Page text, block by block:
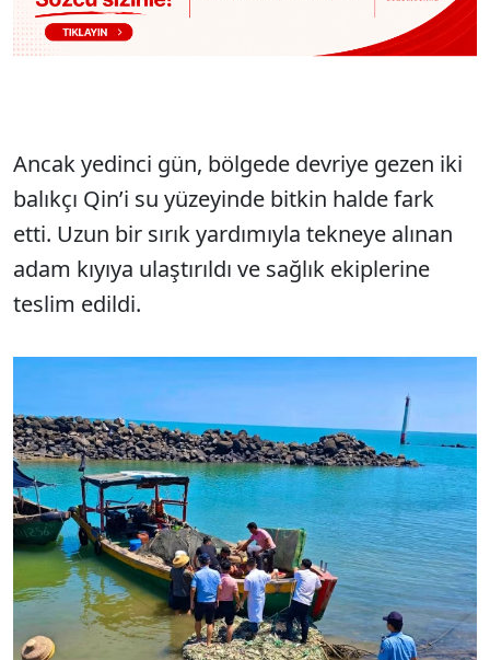
Ancak yedinci gün, bölgede devriye gezen iki
balıkçı Qin’i su yüzeyinde bitkin halde fark
etti. Uzun bir sırık yardımıyla tekneye alınan
adam kıyıya ulaştırıldı ve sağlık ekiplerine
teslim edildi.